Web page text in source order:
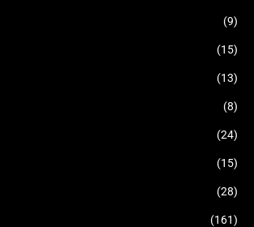
(9)
(15)
(13)
(8)
(24)
(15)
(28)
(161)